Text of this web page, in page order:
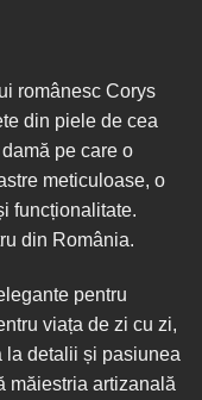
românesc Corys
din piele de cea
pe care o
meticuloase, o
funcționalitate.
din România.
pentru
viața de zi cu zi,
la detalii și pasiunea
măiestria artizanală